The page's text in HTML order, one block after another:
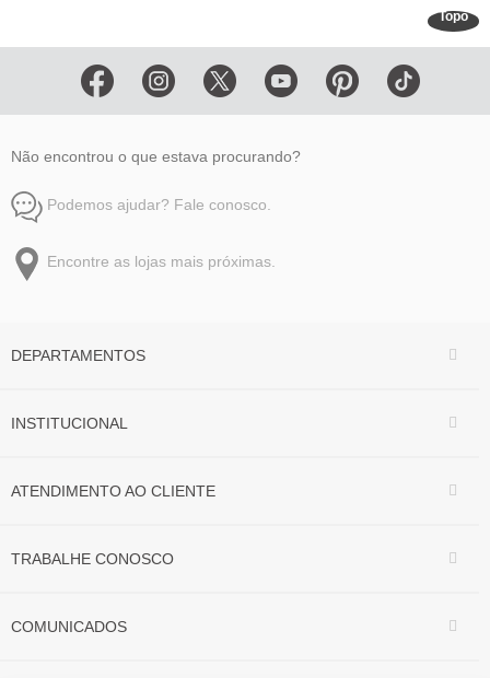
Topo
Não encontrou o que estava procurando?
Podemos ajudar? Fale conosco.
Encontre as lojas mais próximas.
DEPARTAMENTOS
INSTITUCIONAL
ATENDIMENTO AO CLIENTE
TRABALHE CONOSCO
COMUNICADOS